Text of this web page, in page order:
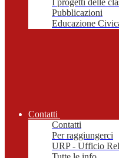
I progetti delle
Pubblicazioni
Educazione
Contatti
Contatti
Per raggiungerci
URP - Ufficio